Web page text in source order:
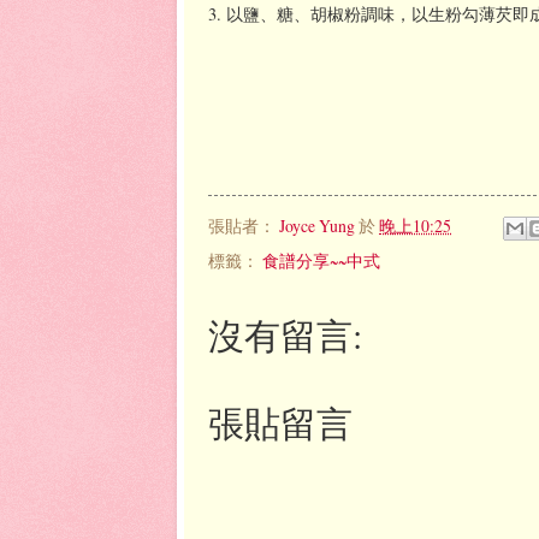
3. 以鹽、糖、胡椒粉調味，以生粉勾薄芡即
張貼者： Joyce Yung於晚上10:25
標籤： 食譜分享~~中式
沒有留言:
張貼留言